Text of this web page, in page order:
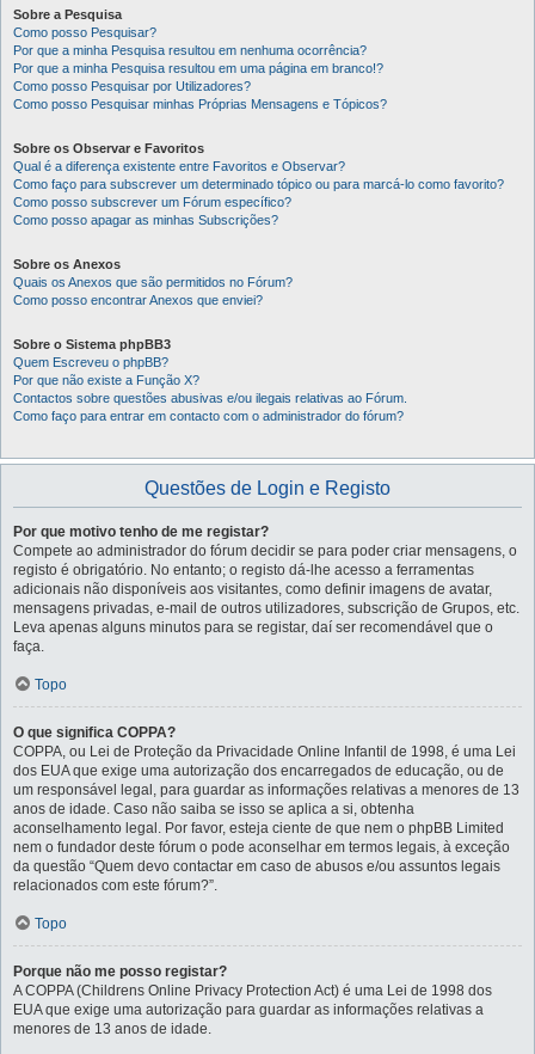
Sobre a Pesquisa
Como posso Pesquisar?
Por que a minha Pesquisa resultou em nenhuma ocorrência?
Por que a minha Pesquisa resultou em uma página em branco!?
Como posso Pesquisar por Utilizadores?
Como posso Pesquisar minhas Próprias Mensagens e Tópicos?
Sobre os Observar e Favoritos
Qual é a diferença existente entre Favoritos e Observar?
Como faço para subscrever um determinado tópico ou para marcá-lo como favorito?
Como posso subscrever um Fórum específico?
Como posso apagar as minhas Subscrições?
Sobre os Anexos
Quais os Anexos que são permitidos no Fórum?
Como posso encontrar Anexos que enviei?
Sobre o Sistema phpBB3
Quem Escreveu o phpBB?
Por que não existe a Função X?
Contactos sobre questões abusivas e/ou ilegais relativas ao Fórum.
Como faço para entrar em contacto com o administrador do fórum?
Questões de Login e Registo
Por que motivo tenho de me registar?
Compete ao administrador do fórum decidir se para poder criar mensagens, o
registo é obrigatório. No entanto; o registo dá-lhe acesso a ferramentas
adicionais não disponíveis aos visitantes, como definir imagens de avatar,
mensagens privadas, e-mail de outros utilizadores, subscrição de Grupos, etc.
Leva apenas alguns minutos para se registar, daí ser recomendável que o
faça.
Topo
O que significa COPPA?
COPPA, ou Lei de Proteção da Privacidade Online Infantil de 1998, é uma Lei
dos EUA que exige uma autorização dos encarregados de educação, ou de
um responsável legal, para guardar as informações relativas a menores de 13
anos de idade. Caso não saiba se isso se aplica a si, obtenha
aconselhamento legal. Por favor, esteja ciente de que nem o phpBB Limited
nem o fundador deste fórum o pode aconselhar em termos legais, à exceção
da questão “Quem devo contactar em caso de abusos e/ou assuntos legais
relacionados com este fórum?”.
Topo
Porque não me posso registar?
A COPPA (Childrens Online Privacy Protection Act) é uma Lei de 1998 dos
EUA que exige uma autorização para guardar as informações relativas a
menores de 13 anos de idade.